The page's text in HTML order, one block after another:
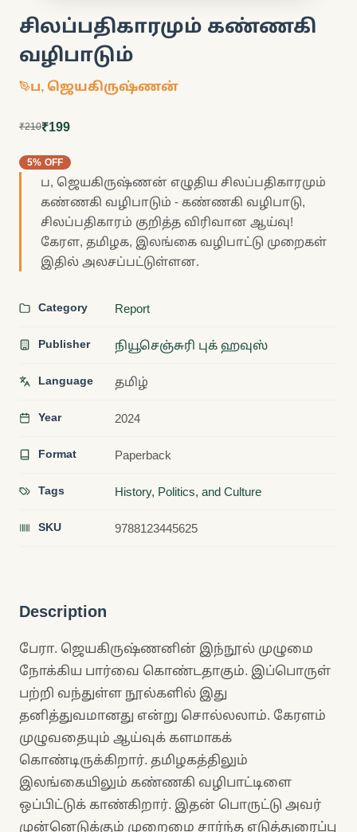
சிலப்பதிகாரமும் கண்ணகி
வழிபாடும்
ப, ஜெயகிருஷ்ணன்
₹210₹199
5% OFF
ப, ஜெயகிருஷ்ணன் எழுதிய சிலப்பதிகாரமும்
கண்ணகி வழிபாடும் - கண்ணகி வழிபாடு,
சிலப்பதிகாரம் குறித்த விரிவான ஆய்வு!
கேரள, தமிழக, இலங்கை வழிபாட்டு முறைகள்
இதில் அலசப்பட்டுள்ளன.
Category Report
Publisher நியூசெஞ்சுரி புக் ஹவுஸ்
Language தமிழ்
Year 2024
Format Paperback
Tags History, Politics, and Culture
SKU 9788123445625
Description
பேரா. ஜெயகிருஷ்ணனின் இந்நூல் முழுமை
நோக்கிய பார்வை கொண்டதாகும். இப்பொருள்
பற்றி வந்துள்ள நூல்களில் இது
தனித்துவமானது என்று சொல்லலாம். கேரளம்
முழுவதையும் ஆய்வுக் களமாகக்
கொண்டிருக்கிறார். தமிழகத்திலும்
இலங்கையிலும் கண்ணகி வழிபாட்டிளை
ஒப்பிட்டுக் காண்கிறார். இதன் பொருட்டு அவர்
முன்னெடுக்கும் முறைமை சார்ந்த எடுத்துரைப்பு